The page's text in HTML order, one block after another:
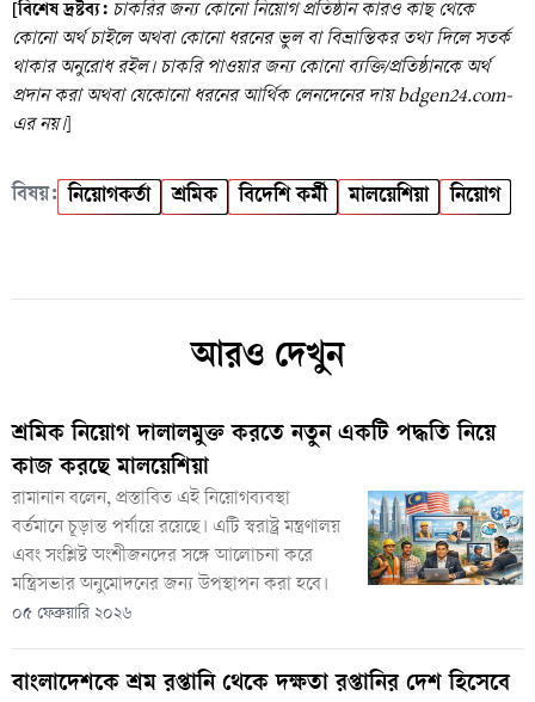
[বিশেষ দ্রষ্টব্য: চাকরির জন্য কোনো নিয়োগ প্রতিষ্ঠান কারও কাছ থেকে
কোনো অর্থ চাইলে অথবা কোনো ধরনের ভুল বা বিভ্রান্তিকর তথ্য দিলে সতর্ক
থাকার অনুরোধ রইল। চাকরি পাওয়ার জন্য কোনো ব্যক্তি/প্রতিষ্ঠানকে অর্থ
প্রদান করা অথবা যেকোনো ধরনের আর্থিক লেনদেনের দায় bdgen24.com-
এর নয়।]
বিষয়: নিয়োগকর্তা শ্রমিক বিদেশি কর্মী মালয়েশিয়া নিয়োগ
আরও দেখুন
শ্রমিক নিয়োগ দালালমুক্ত করতে নতুন একটি পদ্ধতি নিয়ে
কাজ করছে মালয়েশিয়া
রামানান বলেন, প্রস্তাবিত এই নিয়োগব্যবস্থা
বর্তমানে চূড়ান্ত পর্যায়ে রয়েছে। এটি স্বরাষ্ট্র মন্ত্রণালয়
এবং সংশ্লিষ্ট অংশীজনদের সঙ্গে আলোচনা করে
মন্ত্রিসভার অনুমোদনের জন্য উপস্থাপন করা হবে।
০৫ ফেব্রুয়ারি ২০২৬
বাংলাদেশকে শ্রম রপ্তানি থেকে দক্ষতা রপ্তানির দেশ হিসেবে